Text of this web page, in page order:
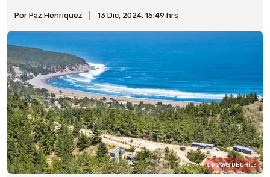
Por Paz Henríquez 13 Dic, 2024. 15:49 hrs
PLAYAS DE CHILE